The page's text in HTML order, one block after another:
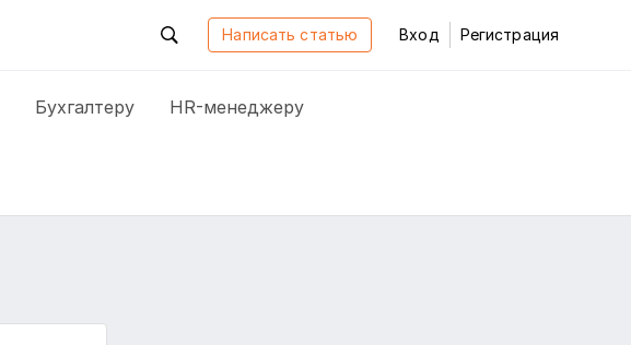
Написать статью Вход Регистрация
Бухгалтеру HR-менеджеру